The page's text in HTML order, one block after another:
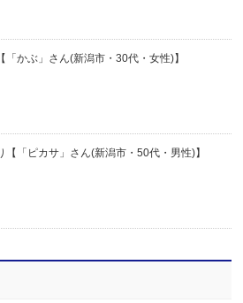
「かぶ」さん(新潟市・30代・女性)】
【「ピカサ」さん(新潟市・50代・男性)】